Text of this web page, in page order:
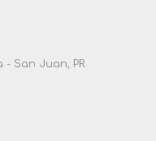
- San Juan, PR